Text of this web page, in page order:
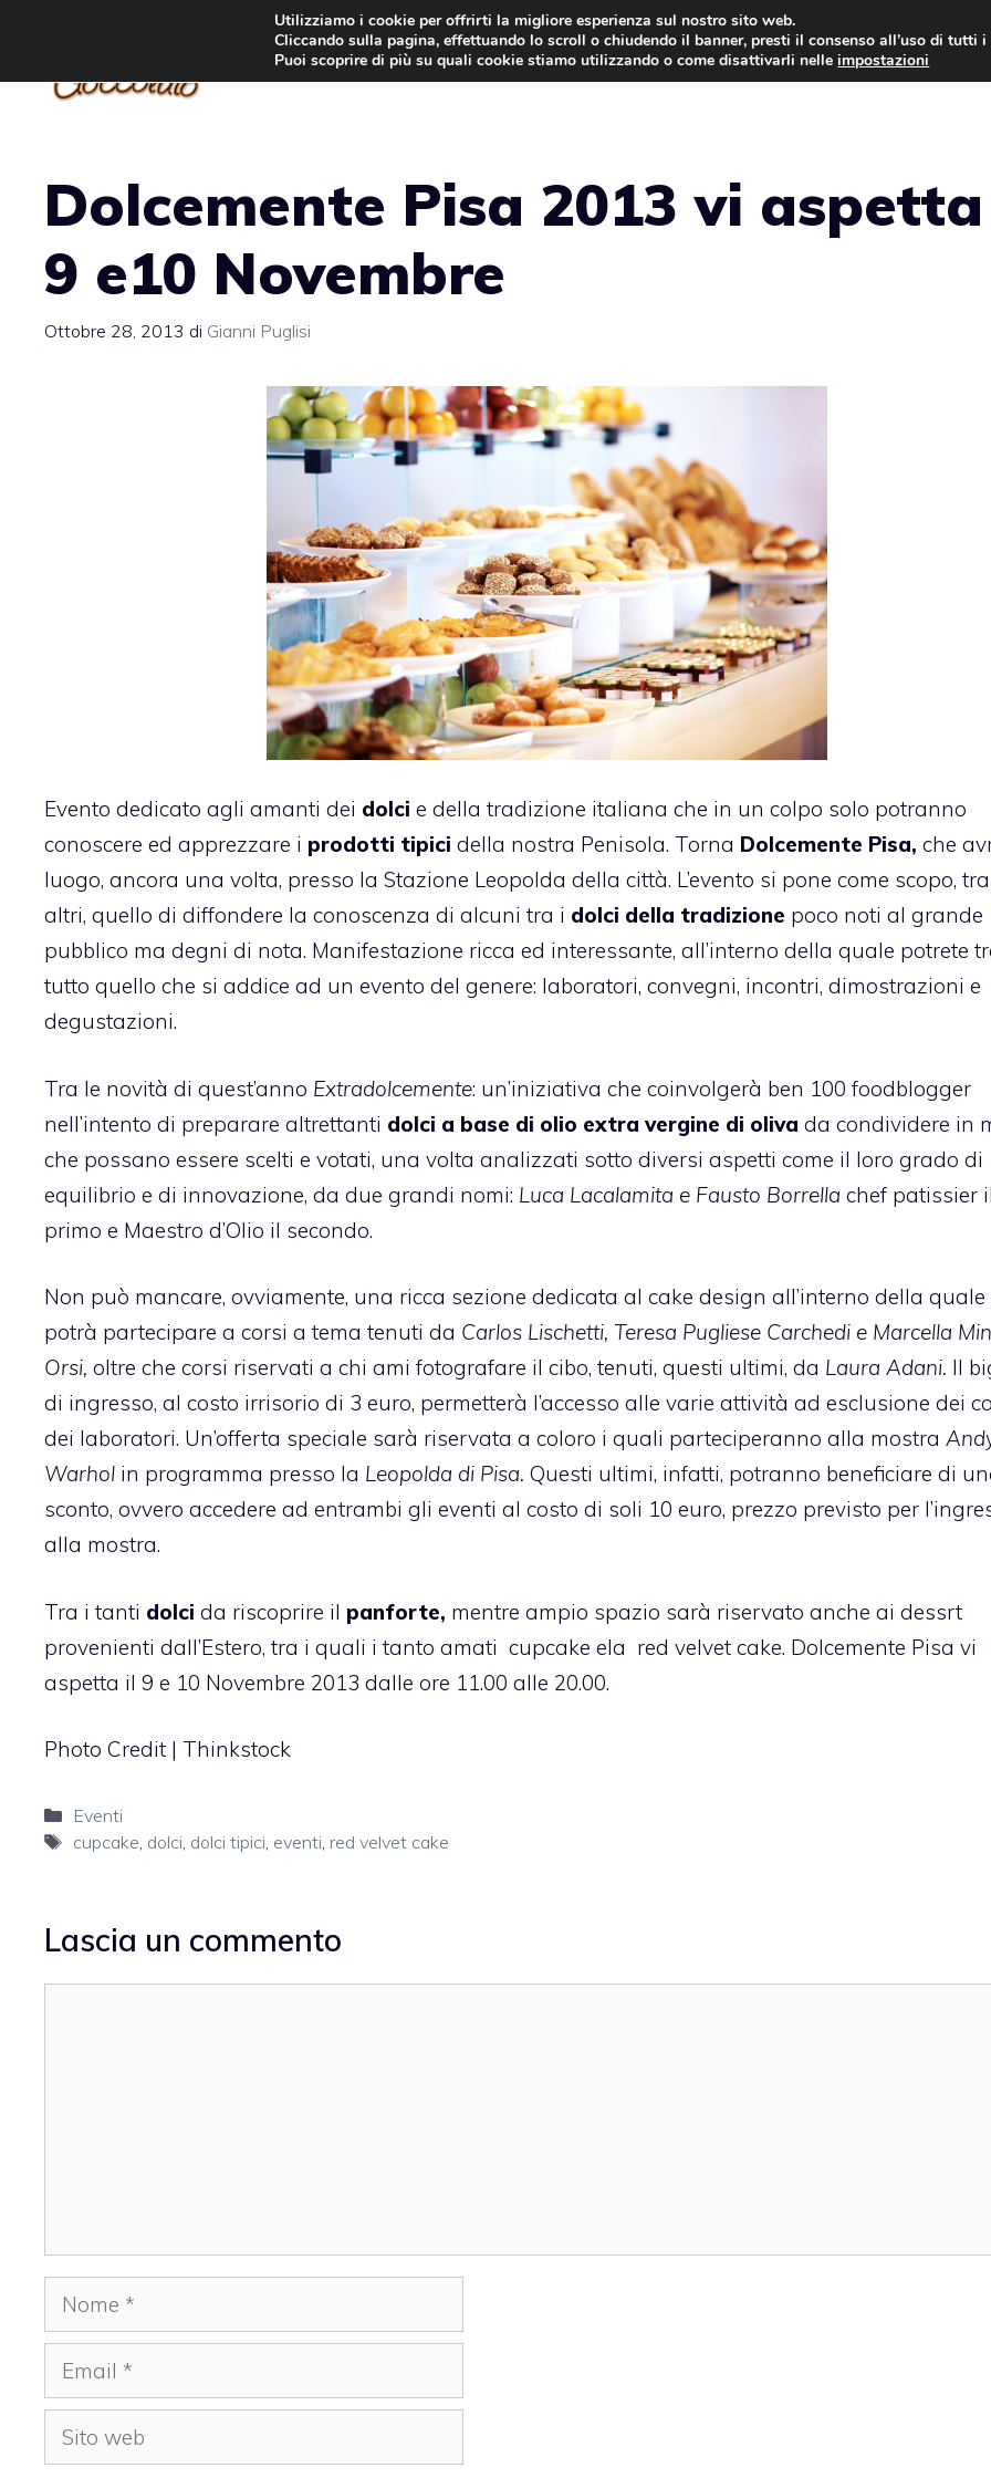
contenuto
TORTE AL CIOCCOLATO TORTE CLASSICHE
Dolcemente Pisa 2013 vi
9 e10 Novembre
Ottobre 28, 2013 di Gianni Puglisi
Evento dedicato agli amanti dei dolci e della tradizione italiana che in un colpo solo potranno
conoscere ed apprezzare i prodotti tipici della nostra Penisola. Torna Dolcemente Pisa, che
luogo, ancora una volta, presso la Stazione Leopolda della città. L’evento si pone come scopo,
altri, quello di diffondere la conoscenza di alcuni tra i dolci della tradizione poco noti al grande
pubblico ma degni di nota. Manifestazione ricca ed interessante, all’interno della quale potrete
tutto quello che si addice ad un evento del genere: laboratori, convegni, incontri, dimostrazioni e
degustazioni.
Tra le novità di quest’anno Extradolcemente: un’iniziativa che coinvolgerà ben 100 foodblogger
nell’intento di preparare altrettanti dolci a base di olio extra vergine di oliva da condividere in
che possano essere scelti e votati, una volta analizzati sotto diversi aspetti come il loro grado di
equilibrio e di innovazione, da due grandi nomi: Luca Lacalamita e Fausto Borrella chef patissier
primo e Maestro d’Olio il secondo.
Non può mancare, ovviamente, una ricca sezione dedicata al cake design all’interno della quale
potrà partecipare a corsi a tema tenuti da Carlos Lischetti, Teresa Pugliese Carchedi e Marcella
Orsi, oltre che corsi riservati a chi ami fotografare il cibo, tenuti, questi ultimi, da Laura Adani. Il
di ingresso, al costo irrisorio di 3 euro, permetterà l’accesso alle varie attività ad esclusione dei
dei laboratori. Un’offerta speciale sarà riservata a coloro i quali parteciperanno alla mostra
Warhol in programma presso la Leopolda di Pisa. Questi ultimi, infatti, potranno beneficiare di
sconto, ovvero accedere ad entrambi gli eventi al costo di soli 10 euro, prezzo previsto per
alla mostra.
Tra i tanti dolci da riscoprire il panforte, mentre ampio spazio sarà riservato anche ai dessrt
provenienti dall’Estero, tra i quali i tanto amati cupcake ela red velvet cake. Dolcemente Pisa vi
aspetta il 9 e 10 Novembre 2013 dalle ore 11.00 alle 20.00.
Photo Credit | Thinkstock
Categorie
Eventi
Tag
cupcake, dolci, dolci tipici, eventi, red velvet cake
Lascia un commento
Nome
Email
Sito
web
Utilizziamo i cookie per offrirti la migliore esperienza sul nostro sito web.
Cliccando sulla pagina, effettuando lo scroll o chiudendo il banner, presti il consenso all’uso di tutti
Puoi scoprire di più su quali cookie stiamo utilizzando o come disattivarli nelleimpostazioni